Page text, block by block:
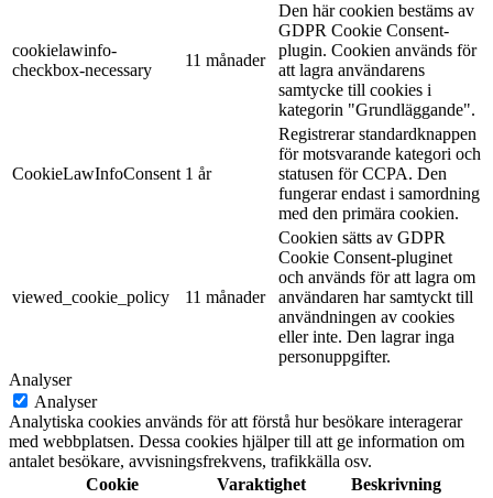
cookielawinfo-
checkbox-necessary
11 månader
Den här cookien bestäms av
GDPR Cookie Consent-
plugin. Cookien används för
att lagra användarens
samtycke till cookies i
kategorin "Grundläggande".
CookieLawInfoConsent 1 år
Registrerar standardknappen
för motsvarande kategori och
statusen för CCPA. Den
fungerar endast i samordning
med den primära cookien.
viewed_cookie_policy 11 månader
Cookien sätts av GDPR
Cookie Consent-pluginet
och används för att lagra om
användaren har samtyckt till
användningen av cookies
eller inte. Den lagrar inga
personuppgifter.
Analyser
Analyser
Analytiska cookies används för att förstå hur besökare interagerar
med webbplatsen. Dessa cookies hjälper till att ge information om
antalet besökare, avvisningsfrekvens, trafikkälla osv.
Cookie
Varaktighet Beskrivning